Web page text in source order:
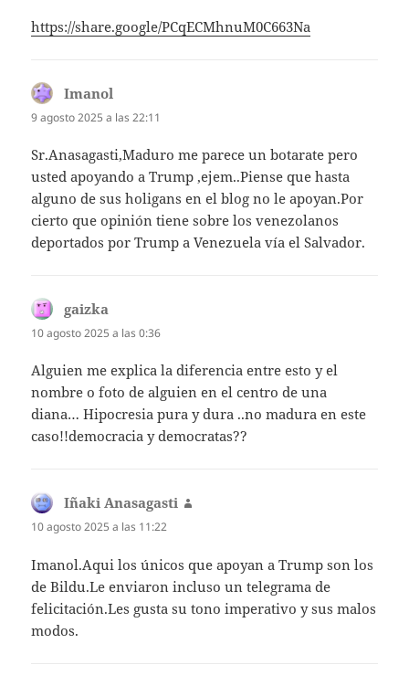
https://share.google/PCqECMhnuM0C663Na
Imanol
9 agosto 2025 a las 22:11
Sr.Anasagasti,Maduro me parece un botarate pero
usted apoyando a Trump ,ejem..Piense que hasta
alguno de sus holigans en el blog no le apoyan.Por
cierto que opinión tiene sobre los venezolanos
deportados por Trump a Venezuela vía el Salvador.
gaizka
10 agosto 2025 a las 0:36
Alguien me explica la diferencia entre esto y el
nombre o foto de alguien en el centro de una
diana… Hipocresia pura y dura ..no madura en este
caso!!democracia y democratas??
Iñaki Anasagasti
10 agosto 2025 a las 11:22
Imanol.Aqui los únicos que apoyan a Trump son los
de Bildu.Le enviaron incluso un telegrama de
felicitación.Les gusta su tono imperativo y sus malos
modos.